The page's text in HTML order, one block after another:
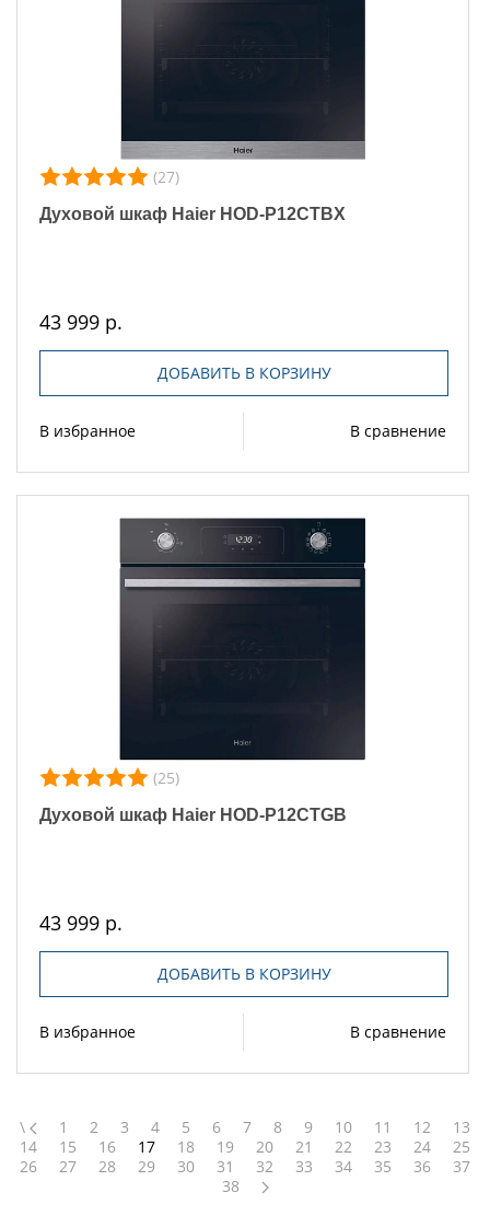
(27)
Духовой шкаф Haier HOD-P12CTBX
43 999 р.
ДОБАВИТЬ В КОРЗИНУ
В избранное В сравнение
(25)
Духовой шкаф Haier HOD-P12CTGB
43 999 р.
ДОБАВИТЬ В КОРЗИНУ
В избранное В сравнение
\ 1 2 3 4 5 6 7 8 9 10 11 12
13
14
15 16 17 18 19 20 21 22 23 24
25
26
27 28 29 30 31 32 33 34 35 36
37
38